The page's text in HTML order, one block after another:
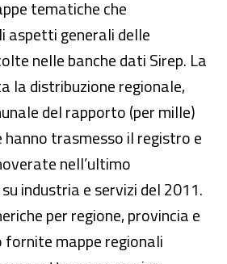
tematiche che
aspetti generali delle
nelle banche dati Sirep. La
la distribuzione regionale,
del rapporto (per mille)
hanno trasmesso il registro e
nell’ultimo
industria e servizi del 2011.
per regione, provincia e
fornite mappe regionali